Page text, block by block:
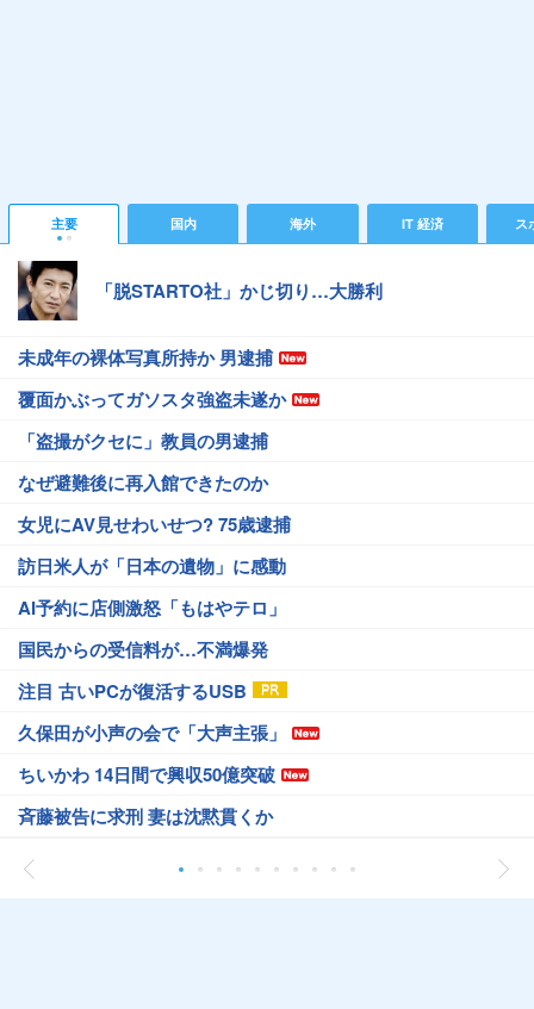
主要 国内 海外 IT 経済 ス
「脱STARTO社」かじ切り…大勝利
未成年の裸体写真所持か 男逮捕
覆面かぶってガソスタ強盗未遂か
「盗撮がクセに」教員の男逮捕
なぜ避難後に再入館できたのか
女児にAV見せわいせつ? 75歳逮捕
訪日米人が「日本の遺物」に感動
AI予約に店側激怒「もはやテロ」
国民からの受信料が…不満爆発
注目 古いPCが復活するUSB
久保田が小声の会で「大声主張」
ちいかわ 14日間で興収50億突破
斉藤被告に求刑 妻は沈黙貫くか